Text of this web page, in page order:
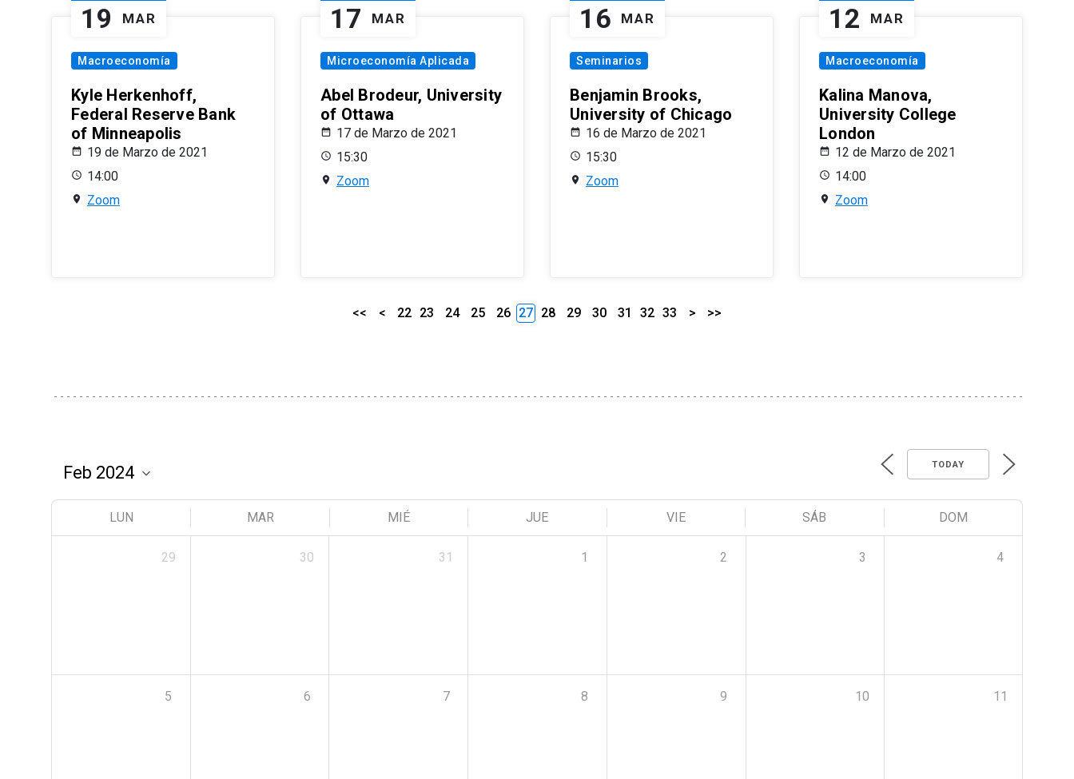
19 MAR
Macroeconomía
Kyle Herkenhoff,
Federal Reserve Bank
of Minneapolis
19 de Marzo de 2021
14:00
Zoom
17 MAR
Microeconomía Aplicada
Abel Brodeur, University
of Ottawa
17 de Marzo de 2021
15:30
Zoom
16 MAR
Seminarios
Benjamin Brooks,
University of Chicago
16 de Marzo de 2021
15:30
Zoom
12 MAR
Macroeconomía
Kalina Manova,
University College
London
12 de Marzo de 2021
14:00
Zoom
<< < 22 23 24 25 26 27 28 29 30 31 32 33 > >>
TODAY
LUN MAR MIÉ JUE VIE SÁB DOM
29 30 31 1 2 3 4
5 6 7 8 9 10 11